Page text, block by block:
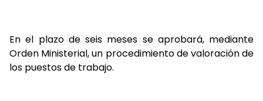
En el plazo de seis meses se aprobará, mediante
Orden Ministerial, un procedimiento de valoración de
los puestos de trabajo.